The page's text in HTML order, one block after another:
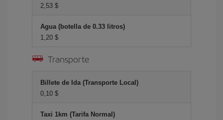
2,53 $
Agua (botella de 0.33 litros)
1,20 $
Transporte
Billete de Ida (Transporte Local)
0,10 $
Taxi 1km (Tarifa Normal)